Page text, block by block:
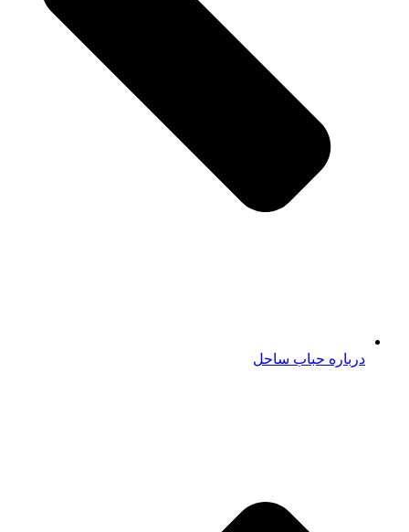
درباره حباب ساحل